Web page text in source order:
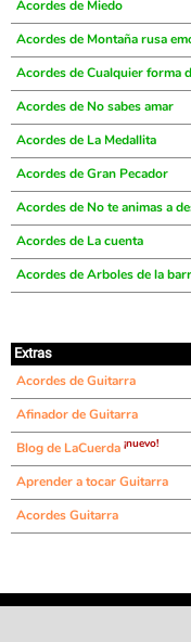
Acordes de Miedo
Acordes de Montaña rusa
Acordes de Cualquier forma
Acordes de No sabes amar
Acordes de La Medallita
Acordes de Gran Pecador
Acordes de No te animas a
Acordes de La cuenta
Acordes de Arboles de la
Extras
Acordes de Guitarra
Afinador de Guitarra
Blog de LaCuerda ¡nuevo!
Aprender a tocar Guitarra
Acordes Guitarra